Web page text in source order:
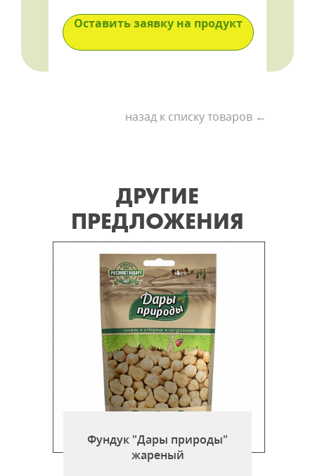
Оставить заявку на продукт
назад к списку товаров ←
ДРУГИЕ
ПРЕДЛОЖЕНИЯ
Фундук "Дары природы"
жареный